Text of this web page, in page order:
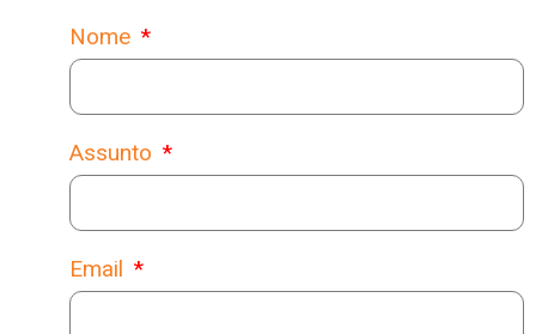
Nome
Assunto
Email